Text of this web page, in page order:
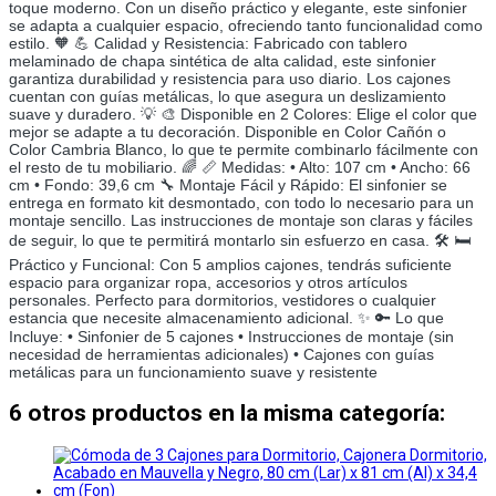
toque moderno. Con un diseño práctico y elegante, este sinfonier
se adapta a cualquier espacio, ofreciendo tanto funcionalidad como
estilo. 🧡 💪 Calidad y Resistencia: Fabricado con tablero
melaminado de chapa sintética de alta calidad, este sinfonier
garantiza durabilidad y resistencia para uso diario. Los cajones
cuentan con guías metálicas, lo que asegura un deslizamiento
suave y duradero. 💡 🎨 Disponible en 2 Colores: Elige el color que
mejor se adapte a tu decoración. Disponible en Color Cañón o
Color Cambria Blanco, lo que te permite combinarlo fácilmente con
el resto de tu mobiliario. 🌈 📏 Medidas: • Alto: 107 cm • Ancho: 66
cm • Fondo: 39,6 cm 🔧 Montaje Fácil y Rápido: El sinfonier se
entrega en formato kit desmontado, con todo lo necesario para un
montaje sencillo. Las instrucciones de montaje son claras y fáciles
de seguir, lo que te permitirá montarlo sin esfuerzo en casa. 🛠️ 🛏️
Práctico y Funcional: Con 5 amplios cajones, tendrás suficiente
espacio para organizar ropa, accesorios y otros artículos
personales. Perfecto para dormitorios, vestidores o cualquier
estancia que necesite almacenamiento adicional. ✨ 🔑 Lo que
Incluye: • Sinfonier de 5 cajones • Instrucciones de montaje (sin
necesidad de herramientas adicionales) • Cajones con guías
metálicas para un funcionamiento suave y resistente
6 otros productos en la misma categoría: